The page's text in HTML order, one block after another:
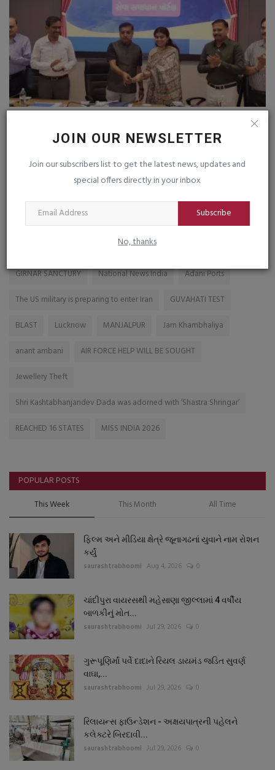
JOIN OUR NEWSLETTER
Join our subscribers list to get the latest news, updates and
special offers directly in your inbox
Subscribe
No, thanks
ગુજરાતમાં શિક્ષકો માટે ‘સેવા સમાધાન પોર્ટલ’ લોન્ચ,
saurashtrabhoomi Aug 6, 2026
શિક્ષણ મંત્રી ડૉ. પ્રદ્યુમન વાજાએ કર્યું લોન્ચિંગ; રાજ્યના 3 લાખથી વધુ
GIRNAR SANCTURY National News India
Adani Ports
The US military is preparing to enter Iran
GUVAHATI TEST
BLAST
Lucknow MANJALPUR
Jam Khambhaliya
anant ambani
AIR FORCE HELP WILL BE SOUGHT
Jewellery Theft
Shri Kashtabhanjandev Dada was adorned with ‘Shastra Shringar’
REACHED 16 STATES
MISS INDIA 2026
POPULAR POSTS
This Week This Month All Time
ફિલ્મ અને મીડિયા ક્ષેત્રે જૂનાગઢનાં યુવાને નામ રોશન
કર્યું
saurashtrabhoomi Aug 4, 2026 0
ચાંદીપુરા વાયરસથી મહેસાણા જીલ્લામાં 4 વર્ષીય
બાળકીનું મોત...
saurashtrabhoomi Jul 29, 2026 0
ગુરૂપૂણિર્માં પર્વે દાદાને રિયલ ડાયમંડ જડિત સુવર્ણ
વાઘા,...
saurashtrabhoomi Jul 29, 2026 0
રિલાયન્સ ફાઉન્ડેશન - અક્ષયપાત્રની પહેલને
કલેક્ટરે બિરદાવી...
saurashtrabhoomi Jul 29, 2026 0